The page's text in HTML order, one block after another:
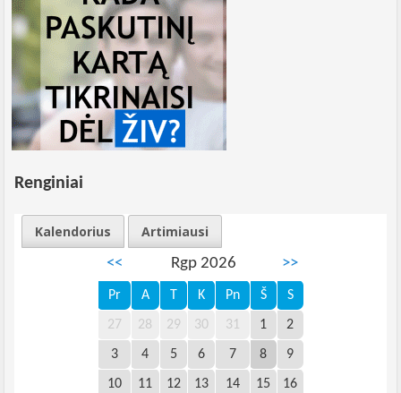
Renginiai
Kalendorius
Artimiausi
<<
Rgp 2026 >>
Pr A T K Pn Š S
27 28 29 30 31 1 2
3 4 5 6 7 8 9
10 11 12 13 14 15 16